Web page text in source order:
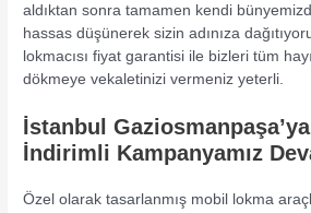
aldıktan sonra tamamen kendi
hassas düşünerek sizin adınıza
lokmacısı fiyat garantisi ile bizleri tüm
dökmeye vekaletinizi vermeniz yeterli.
İstanbul
İndirimli Kampanyamız
Özel olarak tasarlanmış mobil lokma